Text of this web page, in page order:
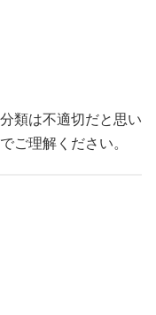
類は不適切だと思い
ご理解ください。